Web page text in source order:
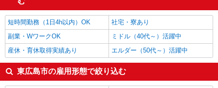
クレーン・玉掛
東広島市の他の職種の平均時給を見る
短時間勤務（1日4h以内）OK
社宅・寮あり
副業・WワークOK
ミドル（40代～）活躍中
産休・育休取得実績あり
エルダー（50代～）活躍中
東広島市の雇用形態で絞り込む